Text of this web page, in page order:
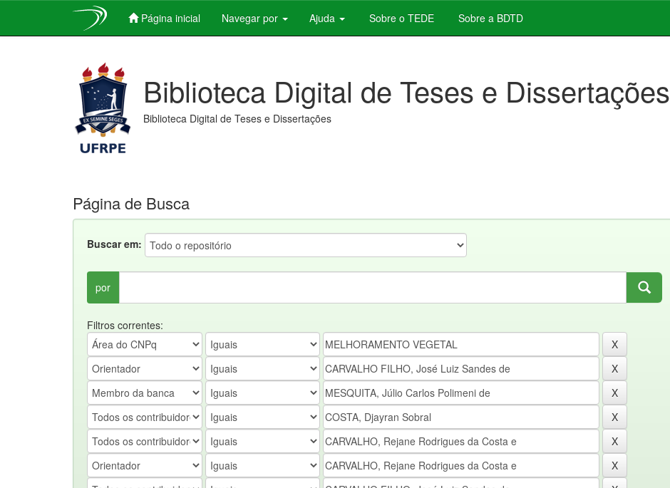
Página inicial Navegar por Ajuda Sobre o TEDE Sobre a BDTD
Biblioteca Digital de Teses e Dissertações
Biblioteca Digital de Teses e Dissertações
Página de Busca
Buscar em:
por
Filtros correntes: